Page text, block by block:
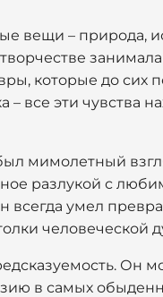
вещи – природа,
которые до сих
– все эти чувства
мимолетный
разлукой с
умел
человеческой
Он
в самых